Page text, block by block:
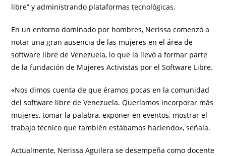
libre” y administrando plataformas tecnológicas.
En un entorno dominado por hombres, Nerissa comenzó a
notar una gran ausencia de las mujeres en el área de
software libre de Venezuela, lo que la llevó a formar parte
de la fundación de Mujeres Activistas por el Software Libre.
«Nos dimos cuenta de que éramos pocas en la comunidad
del software libre de Venezuela. Queríamos incorporar más
mujeres, tomar la palabra, exponer en eventos, mostrar el
trabajo técnico que también estábamos haciendo», señala.
Actualmente, Nerissa Aguilera se desempeña como docente